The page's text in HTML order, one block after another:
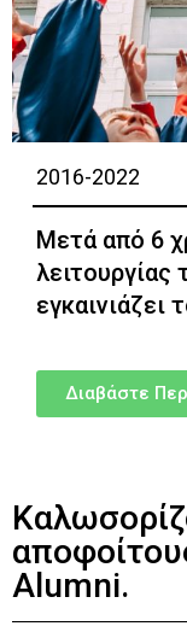
2016-2022
Μετά από 6
Διαβάστε
Alumni.